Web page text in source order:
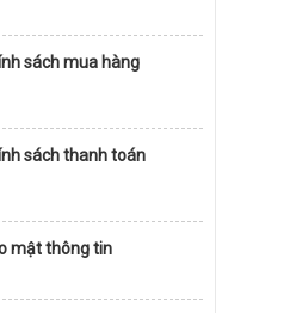
sách mua hàng
sách thanh toán
mật thông tin